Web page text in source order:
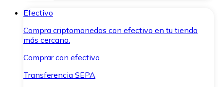
Efectivo
Compra criptomonedas con efectivo en tu tienda
más cercana.
Comprar con efectivo
Transferencia SEPA